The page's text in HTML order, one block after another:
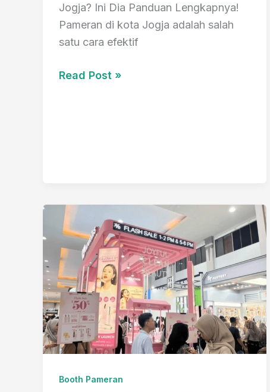
Jogja? Ini Dia Panduan Lengkapnya!
Pameran di kota Jogja adalah salah
satu cara efektif
Ini
Jogja
Terbaik
Read Post »
Booth Pameran